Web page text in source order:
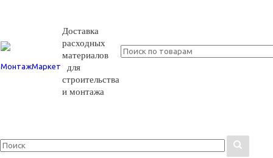
Доставка
расходных
материалов
для
строительства
и монтажа